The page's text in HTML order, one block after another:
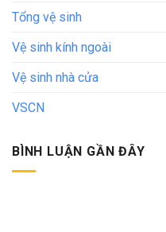
Tổng vệ sinh
Vệ sinh kính ngoài
Vệ sinh nhà cửa
VSCN
BÌNH LUẬN GẦN ĐÂY